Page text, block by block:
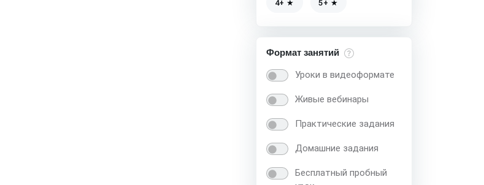
4+ ★ 5+ ★
Формат занятий
Уроки в видеоформате
Живые вебинары
Практические задания
Домашние задания
Бесплатный пробный